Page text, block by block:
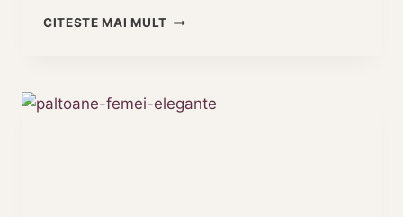
CITESTE MAI MULTCUM
VISCOZA